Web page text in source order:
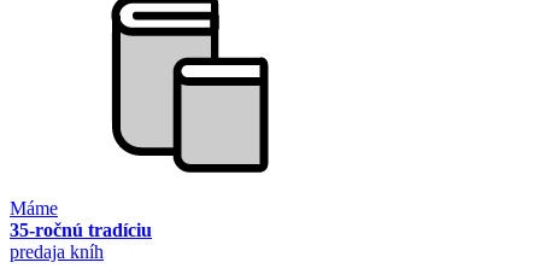
Máme
35-ročnú tradíciu
predaja kníh